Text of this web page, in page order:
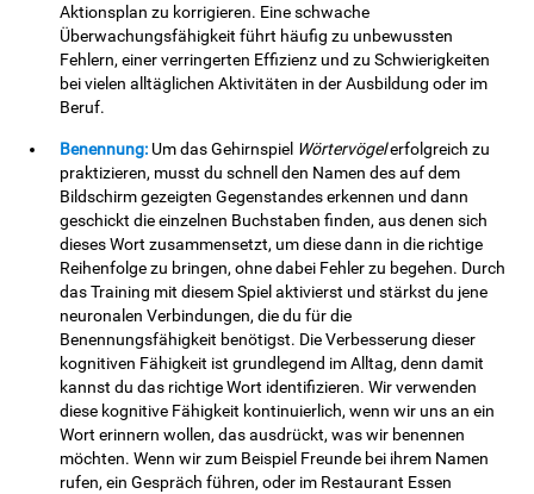
Aktionsplan zu korrigieren. Eine schwache
Überwachungsfähigkeit führt häufig zu unbewussten
Fehlern, einer verringerten Effizienz und zu Schwierigkeiten
bei vielen alltäglichen Aktivitäten in der Ausbildung oder im
Beruf.
Benennung: Um das Gehirnspiel Wörtervögelerfolgreich zu
praktizieren, musst du schnell den Namen des auf dem
Bildschirm gezeigten Gegenstandes erkennen und dann
geschickt die einzelnen Buchstaben finden, aus denen sich
dieses Wort zusammensetzt, um diese dann in die richtige
Reihenfolge zu bringen, ohne dabei Fehler zu begehen. Durch
das Training mit diesem Spiel aktivierst und stärkst du jene
neuronalen Verbindungen, die du für die
Benennungsfähigkeit benötigst. Die Verbesserung dieser
kognitiven Fähigkeit ist grundlegend im Alltag, denn damit
kannst du das richtige Wort identifizieren. Wir verwenden
diese kognitive Fähigkeit kontinuierlich, wenn wir uns an ein
Wort erinnern wollen, das ausdrückt, was wir benennen
möchten. Wenn wir zum Beispiel Freunde bei ihrem Namen
rufen, ein Gespräch führen, oder im Restaurant Essen